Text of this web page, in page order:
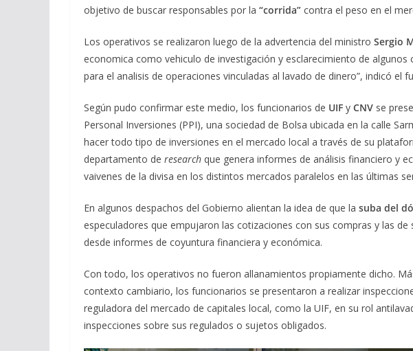
objetivo de buscar responsables por la “corrida” contra el peso en el
Los operativos se realizaron luego de la advertencia del ministro Sergio
economica como vehiculo de investigación y esclarecimiento de algunos
para el analisis de operaciones vinculadas al lavado de dinero”, indicó el
Según pudo confirmar este medio, los funcionarios de UIF y CNV se
Personal Inversiones (PPI), una sociedad de Bolsa ubicada en la calle
hacer todo tipo de inversiones en el mercado local a través de su
departamento de research que genera informes de análisis financiero y
vaivenes de la divisa en los distintos mercados paralelos en las últimas
En algunos despachos del Gobierno alientan la idea de que la suba del
especuladores que empujaron las cotizaciones con sus compras y las de
desde informes de coyuntura financiera y económica.
Con todo, los operativos no fueron allanamientos propiamente dicho.
contexto cambiario, los funcionarios se presentaron a realizar
reguladora del mercado de capitales local, como la UIF, en su rol
inspecciones sobre sus regulados o sujetos obligados.